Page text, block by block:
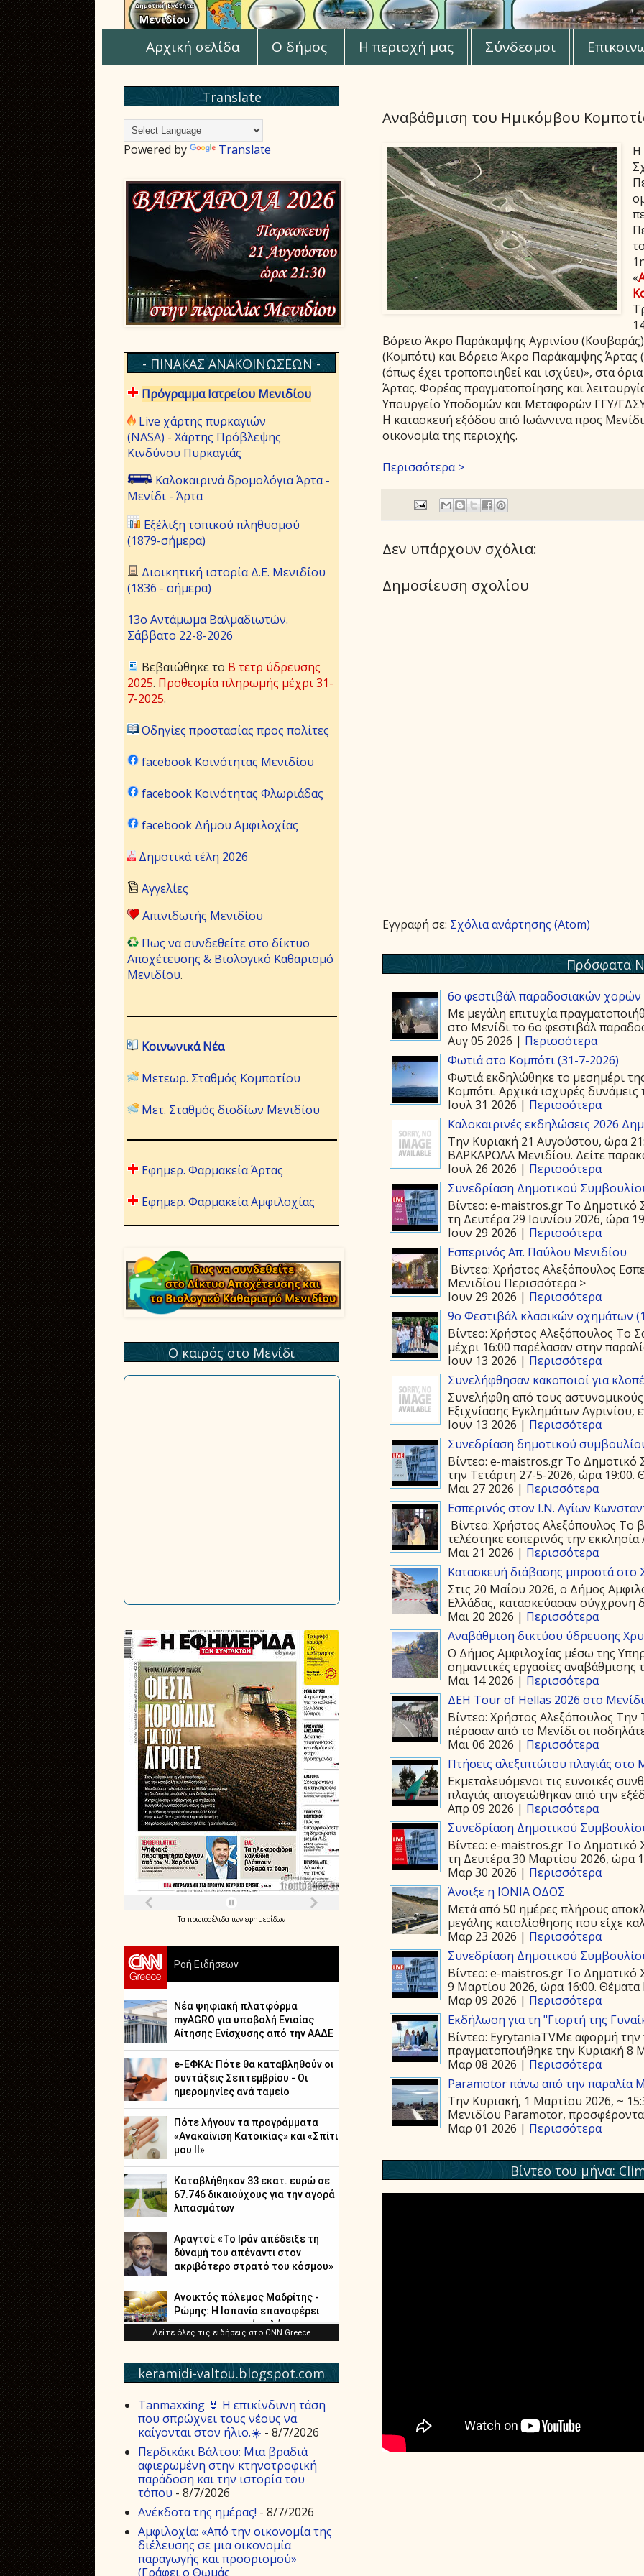
Αρχική σελίδα Ο δήμος Η περιοχή μας Σύνδεσμοι
Αναβάθμιση του Ημικόμβου
«
Βόρειο Άκρο Παράκαμψης Αγρινίου
(Κομπότι) και Βόρειο Άκρο Παράκαμψης Άρτας
(όπως έχει τροποποιηθεί και ισχύει)», στα
Άρτας. Φορέας πραγματοποίησης και
Υπουργείο Υποδομών και Μεταφορών ΓΓΥ/
Η κατασκευή εξόδου από Ιωάννινα προς
οικονομία της περιοχής.
Περισσότερα >
Δεν υπάρχουν σχόλια:
Δημοσίευση σχολίου
Εγγραφή σε: Σχόλια ανάρτησης (Atom)
Πρόσφατα
6ο φεστιβάλ παραδοσιακών χορών
Με μεγάλη επιτυχία
στο Μενίδι το 6ο φεστιβάλ
Αυγ 05 2026 | Περισσότερα
Φωτιά στο Κομπότι (31-7-2026)
Φωτιά εκδηλώθηκε το μεσημέρι
Κομπότι. Αρχικά ισχυρές
Ιουλ 31 2026 | Περισσότερα
Καλοκαιρινές εκδηλώσεις 2026
Την Κυριακή 21 Αυγούστου, ώρα
ΒΑΡΚΑΡΟΛΑ Μενιδίου. Δείτε
Ιουλ 26 2026 | Περισσότερα
Συνεδρίαση Δημοτικού
Βίντεο: e-maistros.gr Το Δημοτικό
τη Δευτέρα 29 Ιουνίου 2026, ώρα
Ιουν 29 2026 | Περισσότερα
Εσπερινός Απ. Παύλου Μενιδίου
Βίντεο: Χρήστος Αλεξόπουλος
Μενιδίου Περισσότερα >
Ιουν 29 2026 | Περισσότερα
9ο Φεστιβάλ κλασικών οχημάτων
Βίντεο: Χρήστος Αλεξόπουλος Το
μέχρι 16:00 παρέλασαν στην
Ιουν 13 2026 | Περισσότερα
Συνελήφθησαν κακοποιοί για
Συνελήφθη από τους
Εξιχνίασης Εγκλημάτων Αγρινίου,
Ιουν 13 2026 | Περισσότερα
Συνεδρίαση δημοτικού
Βίντεο: e-maistros.gr Το Δημοτικό
την Τετάρτη 27-5-2026, ώρα 19:00.
Μαι 27 2026 | Περισσότερα
Εσπερινός στον Ι.Ν. Αγίων
Βίντεο: Χρήστος Αλεξόπουλος Το
τελέστηκε εσπερινός την
Μαι 21 2026 | Περισσότερα
Κατασκευή διάβασης μπροστά στο
Στις 20 Μαΐου 2026, ο Δήμος
Ελλάδας, κατασκεύασαν σύγχρονη
Μαι 20 2026 | Περισσότερα
Αναβάθμιση δικτύου ύδρευσης
Ο Δήμος Αμφιλοχίας μέσω της
σημαντικές εργασίες
Μαι 14 2026 | Περισσότερα
ΔΕΗ Tour of Hellas 2026 στο Μενίδι
Βίντεο: Χρήστος Αλεξόπουλος
πέρασαν από το Μενίδι οι
Μαι 06 2026 | Περισσότερα
Πτήσεις αλεξιπτώτου πλαγιάς στο
Εκμεταλευόμενοι τις ευνοϊκές
πλαγιάς απογειώθηκαν από την
Απρ 09 2026 | Περισσότερα
Συνεδρίαση Δημοτικού
Βίντεο: e-maistros.gr Το Δημοτικό
τη Δευτέρα 30 Μαρτίου 2026, ώρα
Μαρ 30 2026 | Περισσότερα
Άνοιξε η ΙΟΝΙΑ ΟΔΟΣ
Μετά από 50 ημέρες πλήρους
μεγάλης κατολίσθησης που είχε
Μαρ 23 2026 | Περισσότερα
Συνεδρίαση Δημοτικού
Βίντεο: e-maistros.gr Το Δημοτικό
9 Μαρτίου 2026, ώρα 16:00. Θέματα
Μαρ 09 2026 | Περισσότερα
Εκδήλωση για τη "Γιορτή της
Βίντεο: EyrytaniaTVΜε αφορμή την
πραγματοποιήθηκε την Κυριακή 8
Μαρ 08 2026 | Περισσότερα
Paramotor πάνω από την παραλία
Την Κυριακή, 1 Μαρτίου 2026, ~
Μενιδίου Paramotor,
Μαρ 01 2026 | Περισσότερα
Βίντεο του μήνα:
Translate
Powered by Translate
- ΠΙΝΑΚΑΣ ΑΝΑΚΟΙΝΩΣΕΩΝ -
Πρόγραμμα Ιατρείου Μενιδίου
Live χάρτης πυρκαγιών
(NASA) - Χάρτης Πρόβλεψης
Κινδύνου Πυρκαγιάς
Καλοκαιρινά δρομολόγια Άρτα -
Μενίδι - Άρτα
Εξέλιξη τοπικού πληθυσμού
(1879-σήμερα)
Διοικητική ιστορία Δ.Ε. Μενιδίου
(1836 - σήμερα)
13ο Αντάμωμα Βαλμαδιωτών.
Σάββατο 22-8-2026
Βεβαιώθηκε το Β τετρ ύδρευσης
2025. Προθεσμία πληρωμής μέχρι 31-
7-2025.
Οδηγίες προστασίας προς πολίτες
facebook Κοινότητας Μενιδίου
facebook Κοινότητας Φλωριάδας
facebook Δήμου Αμφιλοχίας
Δημοτικά τέλη 2026
Αγγελίες
Απινιδωτής Μενιδίου
Πως να συνδεθείτε στο δίκτυο
Αποχέτευσης & Βιολογικό Καθαρισμό
Μενιδίου.
Κοινωνικά Νέα
Μετεωρ. Σταθμός Κομποτίου
Μετ. Σταθμός διοδίων Μενιδίου
Εφημερ. Φαρμακεία Άρτας
Εφημερ. Φαρμακεία Αμφιλοχίας
Ο καιρός στο Μενίδι
Τα πρωτοσέλιδατων εφημερίδων
keramidi-valtou.blogspot.com
Tanmaxxing 👙 Η επικίνδυνη τάση
που σπρώχνει τους νέους να
καίγονται στον ήλιο.☀️ - 8/7/2026
Περδικάκι Βάλτου: Μια βραδιά
αφιερωμένη στην κτηνοτροφική
παράδοση και την ιστορία του
τόπου - 8/7/2026
Aνέκδοτα της ημέρας! - 8/7/2026
Αμφιλοχία: «Από την οικονομία της
διέλευσης σε μια οικονομία
παραγωγής και προορισμού»
(Γράφει ο Θωμάς